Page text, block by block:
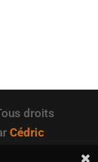
droits
Cédric